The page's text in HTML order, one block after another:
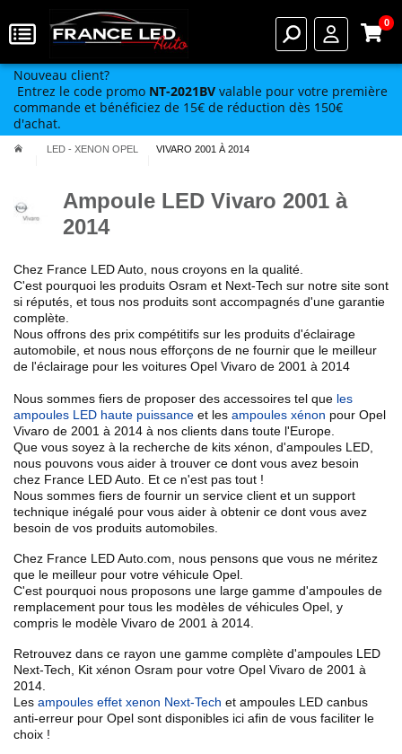
0
Nouveau client?
Entrez le code promo NT-2021BV valable pour votre première
commande et bénéficiez de 15€ de réduction dès 150€
d'achat.
LED - XENON OPEL VIVARO 2001 À 2014
Ampoule LED Vivaro 2001 à
2014
Chez France LED Auto, nous croyons en la qualité.
C'est pourquoi les produits Osram et Next-Tech sur notre site sont
si réputés , et tous nos produits sont accompagnés d'une garantie
complète.
Nous offrons des prix compétitifs sur les produits d'éclairage
automobile, et nous nous efforçons de ne fournir que le meilleur
de l'éclairage pour les voitures Opel Vivaro de 2001 à 2014
Nous sommes fiers de proposer des accessoires tel que les
ampoules LED haute puissance et les ampoules xénon pour Opel
Vivaro de 2001 à 2014 à nos clients dans toute l'Europe.
Que vous soyez à la recherche de kits xénon, d'ampoules LED,
nous pouvons vous aider à trouver ce dont vous avez besoin
chez France LED Auto. Et ce n'est pas tout !
Nous sommes fiers de fournir un service client et un support
technique inégalé pour vous aider à obtenir ce dont vous avez
besoin de vos produits automobiles.
Chez France LED Auto.com, nous pensons que vous ne méritez
que le meilleur pour votre véhicule Opel.
C'est pourquoi nous proposons une large gamme d'ampoules de
remplacement pour tous les modèles de véhicules Opel , y
compris le modèle Vivaro de 2001 à 2014.
Retrouvez dans ce rayon une gamme complète d'ampoules LED
Next-Tech, Kit xénon Osram pour votre Opel Vivaro de 2001 à
2014
Les ampoules effet xenon Next-Tech et ampoules LED canbus
anti-erreur pour Opel sont disponibles ici afin de vous faciliter le
choix !